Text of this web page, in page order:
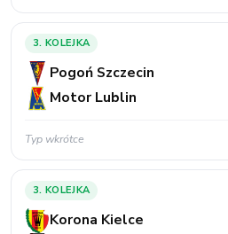
3. KOLEJKA
Pogoń Szczecin
Motor Lublin
Typ wkrótce
3. KOLEJKA
Korona Kielce